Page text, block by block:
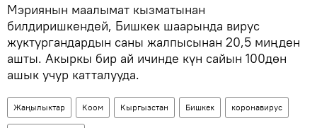
Мэриянын маалымат кызматынан
билдиришкендей, Бишкек шаарында вирус
жуктургандардын саны жалпысынан 20,5 миңден
ашты. Акыркы бир ай ичинде күн сайын 100дөн
ашык учур катталууда.
Жаңылыктар Коом Кыргызстан Бишкек коронавирус